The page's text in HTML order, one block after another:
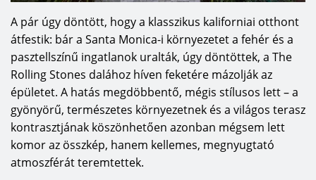
A pár úgy döntött, hogy a klasszikus kaliforniai otthont
átfestik: bár a Santa Monica-i környezetet a fehér és a
pasztellszínű ingatlanok uralták, úgy döntöttek, a The
Rolling Stones dalához híven feketére mázolják az
épületet. A hatás megdöbbentő, mégis stílusos lett – a
gyönyörű, természetes környezetnek és a világos terasz
kontrasztjának köszönhetően azonban mégsem lett
komor az összkép, hanem kellemes, megnyugtató
atmoszférát teremtettek.